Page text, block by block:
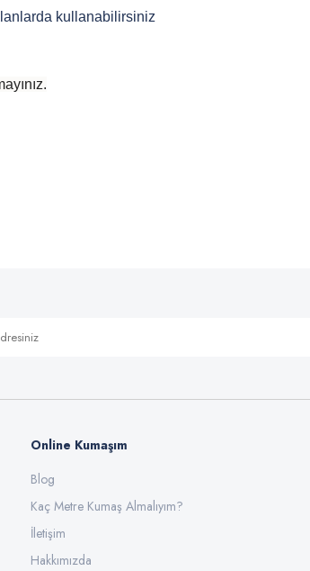
kullanabilirsiniz
Gönder
Online Kumaşım
Blog
Kaç Metre Kumaş Almalıyım?
İletişim
Hakkımızda